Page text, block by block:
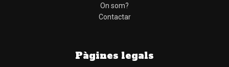
On som?
Contactar
Pàgines legals